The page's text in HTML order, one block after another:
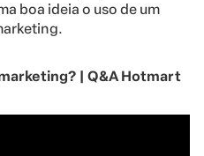
boa ideia o uso de um
| Q&A Hotmart